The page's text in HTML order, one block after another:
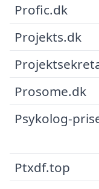
Profic.dk
Projekts.dk
Prosome.dk
Psykolog-
Ptxdf.top